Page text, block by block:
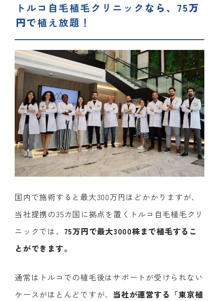
トルコ自毛植毛クリニック なら、75万
円で植え放題！
国内で施術すると最大300万円ほどかかりますが、
当社提携の35カ国に拠点を置くトルコ自毛植毛クリ
ニックでは、 75万円で最大3000株まで植毛するこ
とができます。
通常はトルコでの植毛後はサポートが受けられない
ケースがほとんどですが、 当社が運営する「東京植